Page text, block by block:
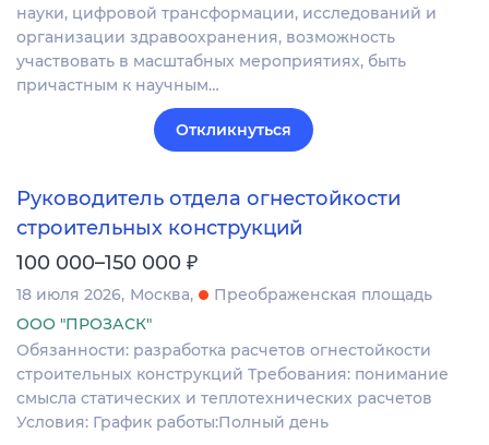
науки, цифровой трансформации, исследований и
организации здравоохранения, возможность
участвовать в масштабных мероприятиях, быть
причастным к научным…
Откликнуться
Руководитель отдела огнестойкости
строительных конструкций
100 000–150 000 ₽
18 июля 2026 Москва
Преображенская площадь
ООО "ПРОЗАСК"
Обязанности: разработка расчетов огнестойкости
строительных конструкций Требования: понимание
смысла статических и теплотехнических расчетов
Условия: График работы:Полный день